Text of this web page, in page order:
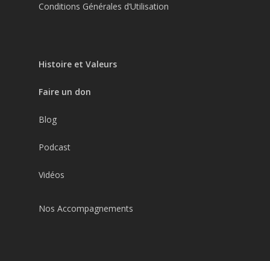
Conditions Générales d’Utilisation
Histoire et Valeurs
Faire un don
Blog
Podcast
Vidéos
Nos Accompagnements